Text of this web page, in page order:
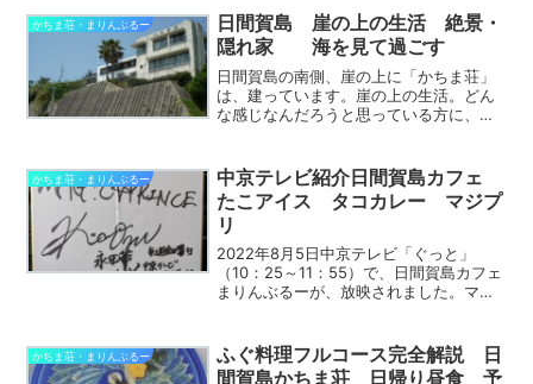
く下り坂を、「勇者坂」と命名しまし
た。（看板あり） もとは旅...
かちま荘・まりんぶるー
日間賀島 崖の上の生活 絶景・
隠れ家 海を見て過ごす
日間賀島の南側、崖の上に「かちま荘」
は、建っています。崖の上の生活。どん
な感じなんだろうと思っている方に、崖
最高です。見下ろすと、すぐ下に海があ
ります。海の上にいるよう...
かちま荘・まりんぶるー
中京テレビ紹介日間賀島カフェ
たこアイス タコカレー マジプ
リ
2022年8月5日中京テレビ「ぐっと」
（10：25～11：55）で、日間賀島カフェ
まりんぶるーが、放映されました。マジ
の階段を上るまずは、95段の天国の階段
を上ってもら...
かちま荘・まりんぶるー
ふぐ料理フルコース完全解説 日
間賀島かちま荘 日帰り昼食 予